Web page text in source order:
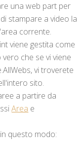
una web part per
stampare a video la
corrente.
viene gestita come
che se vi viene
vi troverete
sito.
a partire da
Area e
questo modo: